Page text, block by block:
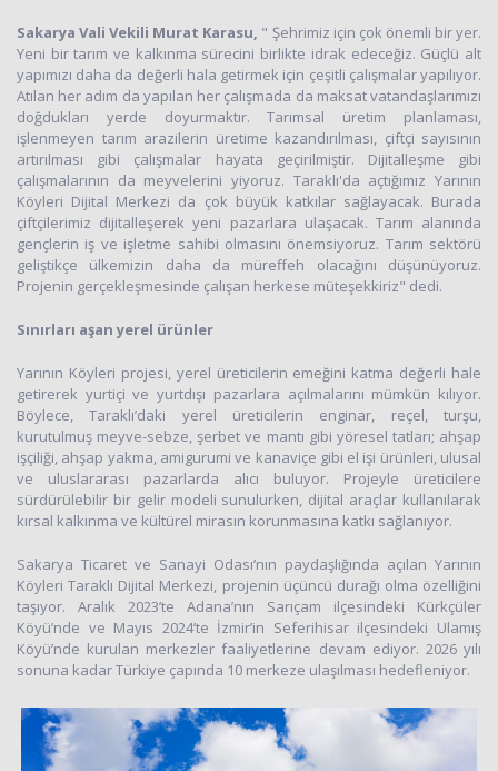
Sakarya Vali Vekili Murat Karasu, " Şehrimiz için çok önemli bir yer.
Yeni bir tarım ve kalkınma sürecini birlikte idrak edeceğiz. Güçlü alt
yapımızı daha da değerli hala getirmek için çeşitli çalışmalar yapılıyor.
Atılan her adım da yapılan her çalışmada da maksat vatandaşlarımızı
doğdukları yerde doyurmaktır. Tarımsal üretim planlaması,
işlenmeyen tarım arazilerin üretime kazandırılması, çiftçi sayısının
artırılması gibi çalışmalar hayata geçirilmiştir. Dijitalleşme gibi
çalışmalarının da meyvelerini yiyoruz. Taraklı'da açtığımız Yarının
Köyleri Dijital Merkezi da çok büyük katkılar sağlayacak. Burada
çiftçilerimiz dijitalleşerek yeni pazarlara ulaşacak. Tarım alanında
gençlerin iş ve işletme sahibi olmasını önemsiyoruz. Tarım sektörü
geliştikçe ülkemizin daha da müreffeh olacağını düşünüyoruz.
Projenin gerçekleşmesinde çalışan herkese müteşekkiriz" dedi.
Sınırları aşan yerel ürünler
Yarının Köyleri projesi, yerel üreticilerin emeğini katma değerli hale
getirerek yurtiçi ve yurtdışı pazarlara açılmalarını mümkün kılıyor.
Böylece, Taraklı’daki yerel üreticilerin enginar, reçel, turşu,
kurutulmuş meyve-sebze, şerbet ve mantı gibi yöresel tatları; ahşap
işçiliği, ahşap yakma, amigurumi ve kanaviçe gibi el işi ürünleri, ulusal
ve uluslararası pazarlarda alıcı buluyor. Projeyle üreticilere
sürdürülebilir bir gelir modeli sunulurken, dijital araçlar kullanılarak
kırsal kalkınma ve kültürel mirasın korunmasına katkı sağlanıyor.
Sakarya Ticaret ve Sanayi Odası’nın paydaşlığında açılan Yarının
Köyleri Taraklı Dijital Merkezi, projenin üçüncü durağı olma özelliğini
taşıyor. Aralık 2023’te Adana’nın Sarıçam ilçesindeki Kürkçüler
Köyü’nde ve Mayıs 2024’te İzmir’in Seferihisar ilçesindeki Ulamış
Köyü’nde kurulan merkezler faaliyetlerine devam ediyor. 2026 yılı
sonuna kadar Türkiye çapında 10 merkeze ulaşılması hedefleniyor.